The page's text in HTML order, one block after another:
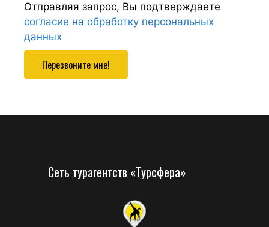
Отправляя запрос, Вы подтверждаете
согласие на обработку персональных
данных
Перезвоните мне!
Сеть турагентств «Турсфера»